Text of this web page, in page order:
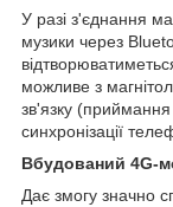
У разі з'єднання
музики через
можливе з
зв'язку (приймання
синхронізації
Вбудований 4G-
Дає змогу значно